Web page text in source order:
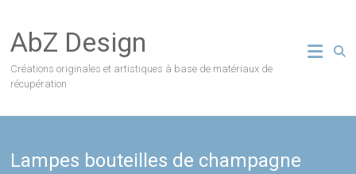
content
AbZ Design
Créations originales et artistiques à base de matériaux de
récupération
Lampes bouteilles de champagne